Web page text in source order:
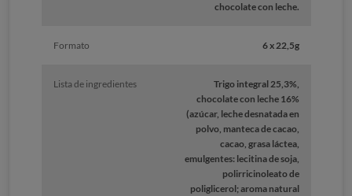
chocolate con leche.
Formato 6 x 22,5g
Lista de ingredientes
Trigo integral 25,3%,
chocolate con leche 16%
(azúcar, leche desnatada en
polvo, manteca de cacao,
cacao, grasa láctea,
emulgentes: lecitina de soja,
polirricinoleato de
poliglicerol; aroma natural